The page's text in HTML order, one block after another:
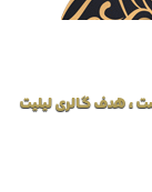
هدف گالری لیلیت